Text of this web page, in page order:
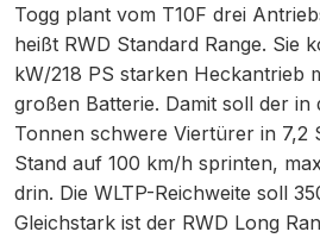
Togg plant vom T10F drei
heißt RWD Standard Range. Sie
kW/218 PS starken Heckantrieb
großen Batterie. Damit soll der in
Tonnen schwere Viertürer in 7,2
Stand auf 100 km/h sprinten,
drin. Die WLTP-Reichweite soll
Gleichstark ist der RWD Long